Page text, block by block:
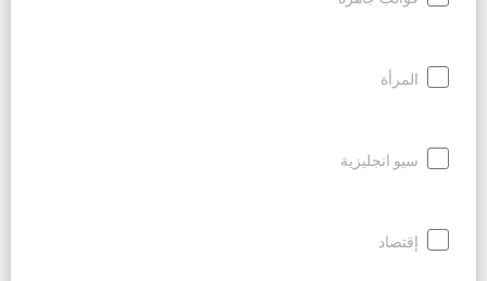
المرأة
سيو انجليزية
إقتصاد